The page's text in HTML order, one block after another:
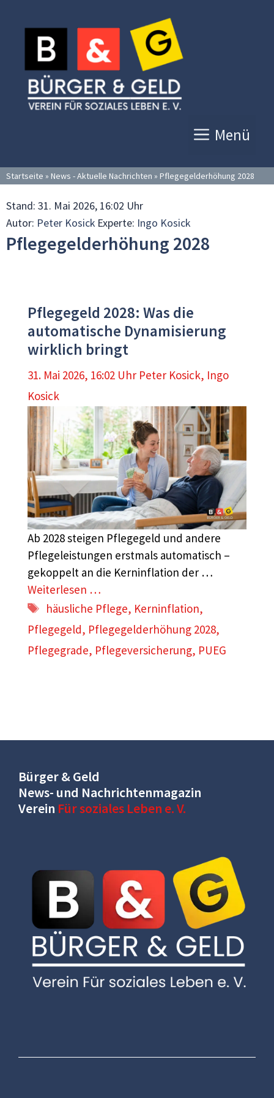
Inhalt
springen
Menü
Startseite » News - Aktuelle Nachrichten » Pflegegelderhöhung 2028
Stand: 31. Mai 2026, 16:02 Uhr
Autor: Peter Kosick Experte: Ingo Kosick
Pflegegelderhöhung 2028
Pflegegeld 2028: Was die
automatische Dynamisierung
wirklich bringt
31. Mai 2026, 16:02 Uhr Peter Kosick, Ingo
Kosick
Ab 2028 steigen Pflegegeld und andere
Pflegeleistungen erstmals automatisch –
gekoppelt an die Kerninflation der …
Weiterlesen …
Schlagwörter
häusliche Pflege, Kerninflation,
Pflegegeld, Pflegegelderhöhung 2028,
Pflegegrade, Pflegeversicherung, PUEG
Bürger & Geld
News- und Nachrichtenmagazin
Verein Für soziales Leben e. V.